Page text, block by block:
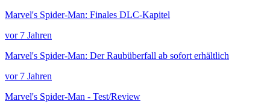
Marvel's Spider-Man: Finales DLC-Kapitel
vor 7 Jahren
Marvel's Spider-Man: Der Raubüberfall ab sofort erhältlich
vor 7 Jahren
Marvel's Spider-Man - Test/Review